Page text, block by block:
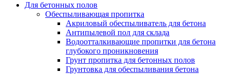
Для бетонных полов
Обеспыливающая пропитка
Акриловый обеспыливатель для бетона
Антипылевой пол для склада
Водоотталкивающие пропитки для бетона
глубокого проникновения
Грунт пропитка для бетонных полов
Грунтовка для обеспыливания бетона